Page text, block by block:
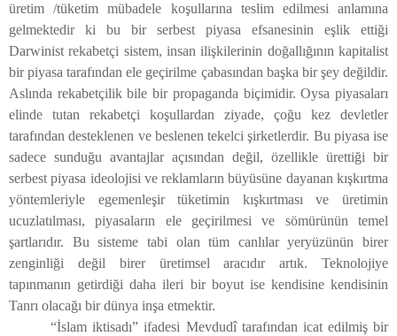
üretim /tüketim mübadele koşullarına teslim edilmesi anlamına
gelmektedir ki bu bir serbest piyasa efsanesinin eşlik ettiği
Darwinist rekabetçi sistem, insan ilişkilerinin doğallığının kapitalist
bir piyasa tarafından ele geçirilme çabasından başka bir şey değildir.
Aslında rekabetçilik bile bir propaganda biçimidir. Oysa piyasaları
elinde tutan rekabetçi koşullardan ziyade, çoğu kez devletler
tarafından desteklenen ve beslenen tekelci şirketlerdir. Bu piyasa ise
sadece sunduğu avantajlar açısından değil, özellikle ürettiği bir
serbest piyasa ideolojisi ve reklamların büyüsüne dayanan kışkırtma
yöntemleriyle egemenleşir tüketimin kışkırtması ve üretimin
ucuzlatılması, piyasaların ele geçirilmesi ve sömürünün temel
şartlarıdır. Bu sisteme tabi olan tüm canlılar yeryüzünün birer
zenginliği değil birer üretimsel aracıdır artık. Teknolojiye
tapınmanın getirdiği daha ileri bir boyut ise kendisine kendisinin
Tanrı olacağı bir dünya inşa etmektir.
“İslam iktisadı” ifadesi Mevdudî tarafından icat edilmiş bir